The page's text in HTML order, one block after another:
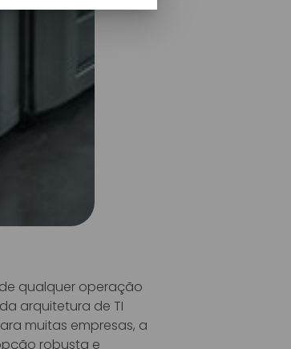
qualquer operação
arquitetura de TI
muitas empresas, a
robusta e